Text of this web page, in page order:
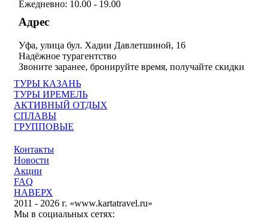
Ежедневно: 10.00 - 19.00
Адрес
Уфа, улица бул. Хадии Давлетшиной, 16
Надёжное турагентство
Звоните заранее, бронируйте время, получайте скидки
Контакты
Новости
Акции
FAQ
НАВЕРХ
2011 - 2026 г. «www.kartatravel.ru»
ТУРЫ КАЗАНЬ
ТУРЫ ИРЕМЕЛЬ
АКТИВНЫЙ ОТДЫХ
СПЛАВЫ
ГРУППОВЫЕ
Мы в социальных сетях: